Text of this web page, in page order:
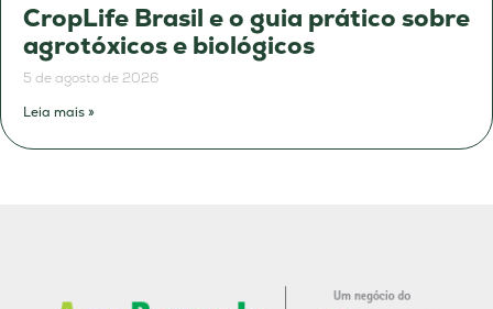
CropLife Brasil e o guia prático sobre
agrotóxicos e biológicos
5 de agosto de 2026
Leia mais »